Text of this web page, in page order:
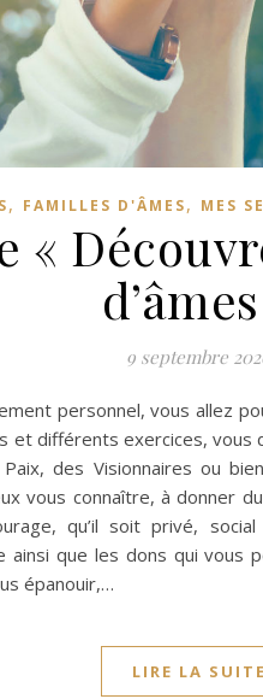
, FAMILLES D'ÂMES, MES
«
9 septembre
personnel, vous allez
et différents exercices, vous
des Visionnaires ou
vous connaître, à donner
qu’il soit privé,
ainsi que les dons qui
épanouir,…
LIRE LA SUITE